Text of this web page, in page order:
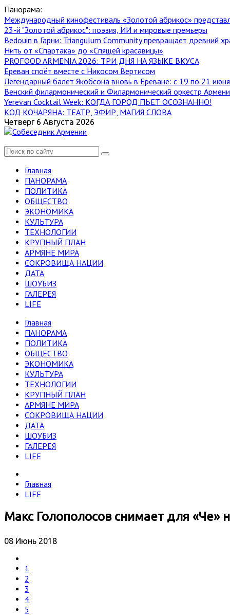
Панорама:
Международный кинофестиваль «Золотой абрикос»
23-й "Золотой абрикос": поэзия, ИИ и мировые премьеры
Bedouin в Гарни: Triangulum Community превращает древний
Нить от «Спартака» до «Спящей красавицы»
PROFOOD ARMENIA 2026: ТРИ ДНЯ НА ЯЗЫКЕ ВКУСА
Ереван споёт вместе с Никосом Вертисом
Легендарный балет Якобсона вновь в Ереване: с 19 по 21
Венский филармонический и Филармонический оркестр
Yerevan Cocktail Week: КОГДА ГОРОД ПЬЕТ ОСОЗНАННО!
КОД КОЧАРЯНА: ТЕАТР, ЭФИР, МАГИЯ СЛОВА
Четверг 6 Августа 2026
Главная
ПАНОРАМА
ПОЛИТИКА
ОБЩЕСТВО
ЭКОНОМИКА
КУЛЬТУРА
ТЕХНОЛОГИИ
КРУПНЫЙ ПЛАН
АРМЯНЕ МИРА
СОКРОВИЩА НАЦИИ
ДАТА
ШОУБИЗ
ГАЛЕРЕЯ
LIFE
Главная
ПАНОРАМА
ПОЛИТИКА
ОБЩЕСТВО
ЭКОНОМИКА
КУЛЬТУРА
ТЕХНОЛОГИИ
КРУПНЫЙ ПЛАН
АРМЯНЕ МИРА
СОКРОВИЩА НАЦИИ
ДАТА
ШОУБИЗ
ГАЛЕРЕЯ
LIFE
Главная
LIFE
Макс Голополосов снимает для «Че»
08 Июнь 2018
1
2
3
4
5